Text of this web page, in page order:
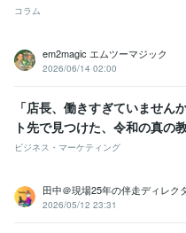
コラム
em2magic エムツーマジック
2026/06/14 02:00
「店長、働きすぎていません
ト先で見つけた、令和の真の
ビジネス・マーケティング
田中＠現場25年の伴走ディレク
2026/05/12 23:31